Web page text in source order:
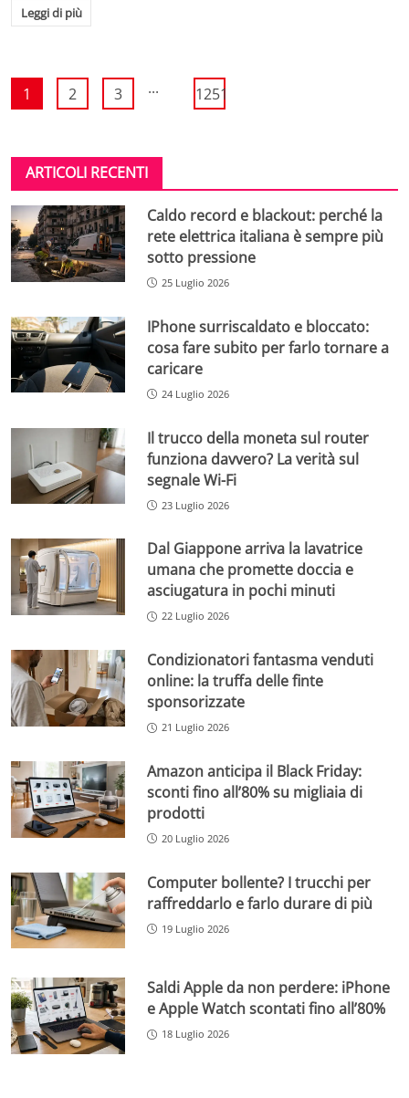
Leggi di più
1 2 3 ... 1251
ARTICOLI RECENTI
Caldo record e blackout: perché la
rete elettrica italiana è sempre più
sotto pressione
25 Luglio 2026
IPhone surriscaldato e bloccato:
cosa fare subito per farlo tornare a
caricare
24 Luglio 2026
Il trucco della moneta sul router
funziona davvero? La verità sul
segnale Wi-Fi
23 Luglio 2026
Dal Giappone arriva la lavatrice
umana che promette doccia e
asciugatura in pochi minuti
22 Luglio 2026
Condizionatori fantasma venduti
online: la truffa delle finte
sponsorizzate
21 Luglio 2026
Amazon anticipa il Black Friday:
sconti fino all’80% su migliaia di
prodotti
20 Luglio 2026
Computer bollente? I trucchi per
raffreddarlo e farlo durare di più
19 Luglio 2026
Saldi Apple da non perdere: iPhone
e Apple Watch scontati fino all’80%
18 Luglio 2026